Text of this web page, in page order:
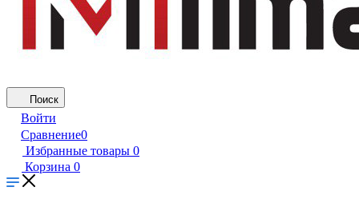
Поиск
Войти
Сравнение0
Избранные товары 0
Корзина 0